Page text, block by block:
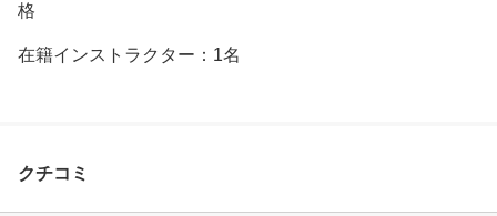
格
在籍インストラクター：1名
クチコミ